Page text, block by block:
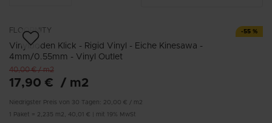
- 55 %
FLOORNITY
Vinylboden Klick - Rigid Vinyl - Eiche Kinesawa -
4mm/0.55mm - Vinyl Outlet
40,00 €/m2
17,90 € / m2
Niedrigster Preis von 30 Tagen: 20,00 € / m2
Paket = 2,235 m2 40,01 € mit 19% MwSt